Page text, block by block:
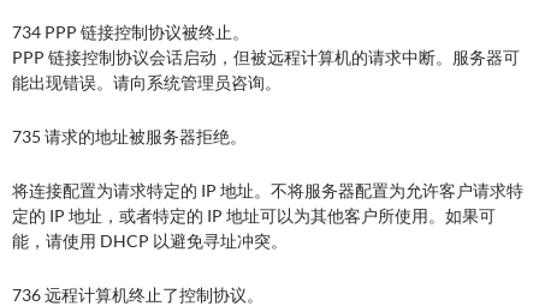
734 PPP 链接控制协议被终止。
PPP 链接控制协议会话启动，但被远程计算机的请求中断。服务器可
能出现错误。请向系统管理员咨询。
735 请求的地址被服务器拒绝。
将连接配置为请求特定的 IP 地址。不将服务器配置为允许客户请求特
定的 IP 地址，或者特定的 IP 地址可以为其他客户所使用。如果可
能，请使用 DHCP 以避免寻址冲突。
736 远程计算机终止了控制协议。